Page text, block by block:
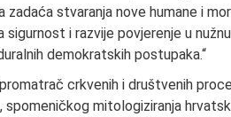
zadaća stvaranja nove humane i
i razvije povjerenje u
demokratskih postupaka.“
crkvenih i društvenih
spomeničkog mitologiziranja